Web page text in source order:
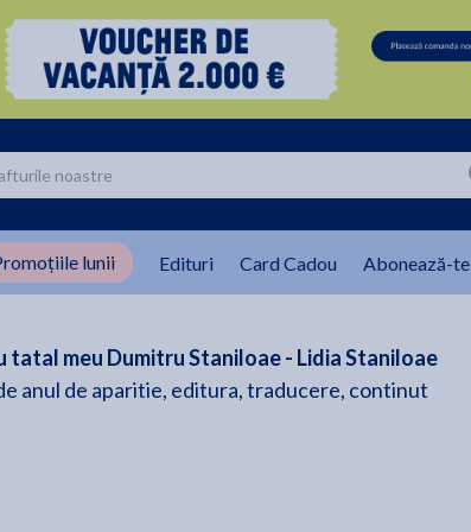
lunii Edituri Card Cadou Abonează-te
tatal meu Dumitru Staniloae - Lidia Staniloae
anul de aparitie, editura, traducere, continut